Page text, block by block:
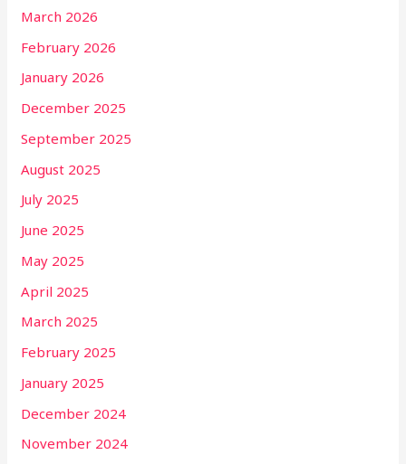
March 2026
February 2026
January 2026
December 2025
September 2025
August 2025
July 2025
June 2025
May 2025
April 2025
March 2025
February 2025
January 2025
December 2024
November 2024